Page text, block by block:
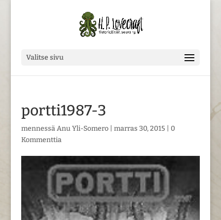
Valitse sivu
portti1987-3
mennessäAnu Yli-Somero| marras 30, 2015
0
Kommenttia